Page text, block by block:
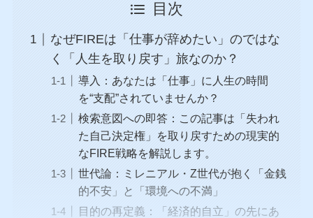
目次
なぜFIREは「仕事が辞めたい」のではな
く「人生を取り戻す」旅なのか？
導入：あなたは「仕事」に人生の時間
を“支配”されていませんか？
検索意図への即答：この記事は「失われ
た自己決定権」を取り戻すための現実的
なFIRE戦略を解説します。
世代論：ミレニアル・Z世代が抱く「金銭
的不安」と「環境への不満」
目的の再定義：「経済的自立」の先にあ